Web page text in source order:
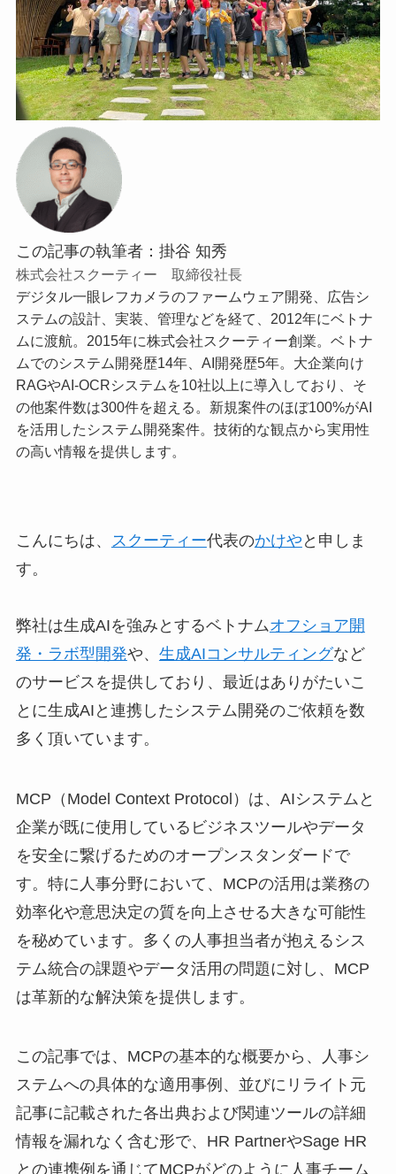
この記事の執筆者：掛谷 知秀
株式会社スクーティー 取締役社長
デジタル一眼レフカメラのファームウェア開発、広告シ
ステムの設計、実装、管理などを経て、2012年にベトナ
ムに渡航。2015年に株式会社スクーティー創業。ベトナ
ムでのシステム開発歴14年、AI開発歴5年。大企業向け
RAGやAI-OCRシステムを10社以上に導入しており、そ
の他案件数は300件を超える。新規案件のほぼ100%がAI
を活用したシステム開発案件。技術的な観点から実用性
の高い情報を提供します。
こんにちは、 スクーティー代表のかけや と申しま
す。
弊社は生成AIを強みとするベトナムオフショア開
発・ラボ型開発や、 生成AIコンサルティングなど
のサービスを提供しており、最近はありがたいこ
とに生成AIと連携したシステム開発のご依頼を数
多く頂いています。
MCP（Model Context Protocol）は、AIシステムと
企業が既に使用しているビジネスツールやデータ
を安全に繋げるためのオープンスタンダードで
す。特に人事分野において、MCPの活用は業務の
効率化や意思決定の質を向上させる大きな可能性
を秘めています。多くの人事担当者が抱えるシス
テム統合の課題やデータ活用の問題に対し、MCP
は革新的な解決策を提供します。
この記事では、MCPの基本的な概要から、人事シ
ステムへの具体的な適用事例、並びにリライト元
記事に記載された各出典および関連ツールの詳細
情報を漏れなく含む形で、HR PartnerやSage HR
との連携例を通じてMCPがどのように人事チーム